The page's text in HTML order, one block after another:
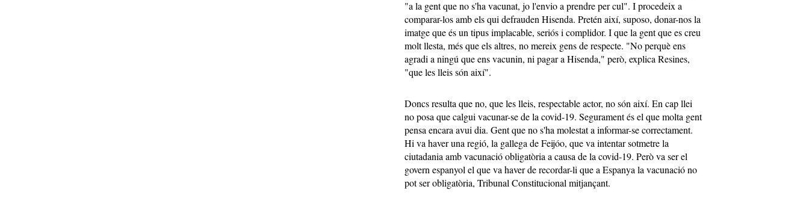
"a la gent que no s'ha vacunat, jo l'envio a prendre per cul". I procedeix a
comparar-los amb els qui defrauden Hisenda. Pretén així, suposo, donar-nos la
imatge que és un tipus implacable, seriós i complidor. I que la gent que es creu
molt llesta, més que els altres, no mereix gens de respecte. "No perquè ens
agradi a ningú que ens vacunin, ni pagar a Hisenda," però, explica Resines,
"que les lleis són així".
Doncs resulta que no, que les lleis, respectable actor, no són així. En cap llei
no posa que calgui vacunar-se de la covid-19. Segurament és el que molta gent
pensa encara avui dia. Gent que no s'ha molestat a informar-se correctament.
Hi va haver una regió, la gallega de Feijóo, que va intentar sotmetre la
ciutadania amb vacunació obligatòria a causa de la covid-19. Però va ser el
govern espanyol el que va haver de recordar-li que a Espanya la vacunació no
pot ser obligatòria, Tribunal Constitucional mitjançant.